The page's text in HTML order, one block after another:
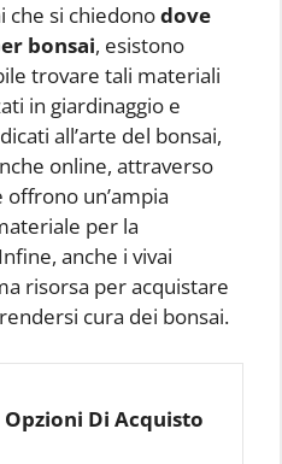
che si chiedonodove
bonsai, esistono
trovare tali materiali
in giardinaggio e
all’arte del bonsai,
online, attraverso
un’ampia
per la
anche i vivai
risorsa per acquistare
cura dei bonsai.
Opzioni Di Acquisto